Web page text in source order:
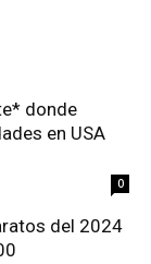
donde
en USA
0
del 2024